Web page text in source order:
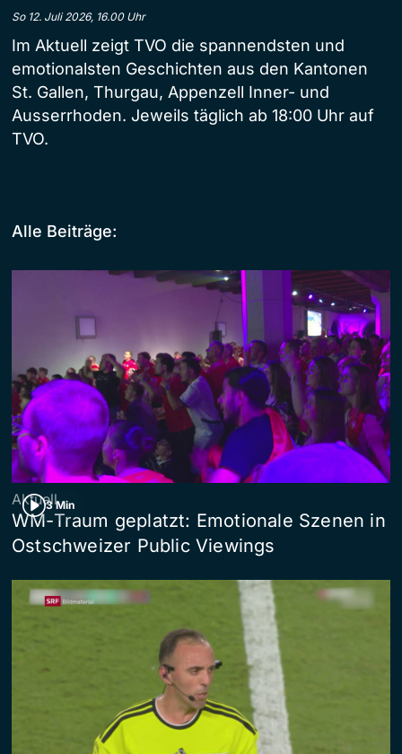
So 12. Juli 2026, 16.00 Uhr
Im Aktuell zeigt TVO die spannendsten und
emotionalsten Geschichten aus den Kantonen
St. Gallen, Thurgau, Appenzell Inner- und
Ausserrhoden. Jeweils täglich ab 18:00 Uhr auf
TVO.
Alle Beiträge:
3 Min
Aktuell
WM-Traum geplatzt: Emotionale Szenen in
Ostschweizer Public Viewings